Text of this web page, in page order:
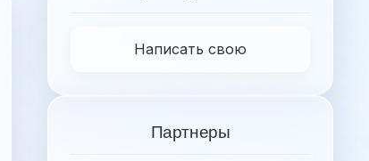
Написать свою
Партнеры